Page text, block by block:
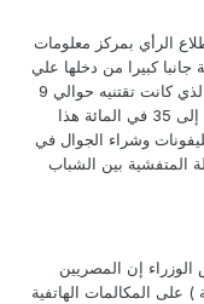
الرأي بمركز معلومات
كبيرا من دخلها علي
مظاهر الوجاهة الاجتماعية مثل الجوال المحمول الذي كانت تقتنيه حوالي 9
في المائة من الأسر المصرية عام 2004، ارتفعت إلى 35 في المائة هذا
وشراء الجوال في
المتفشية بين الشباب
إن المصريين
جنية (الدولار يعادل 5.7 جنية ) على المكالمات الهاتفية